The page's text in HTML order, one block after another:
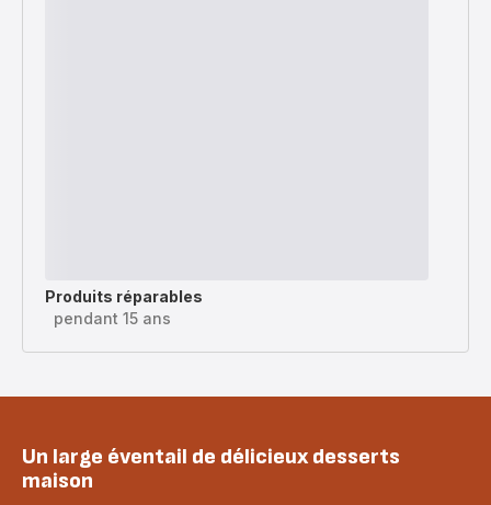
Produits réparables
pendant 15 ans
Un large éventail de délicieux desserts
maison